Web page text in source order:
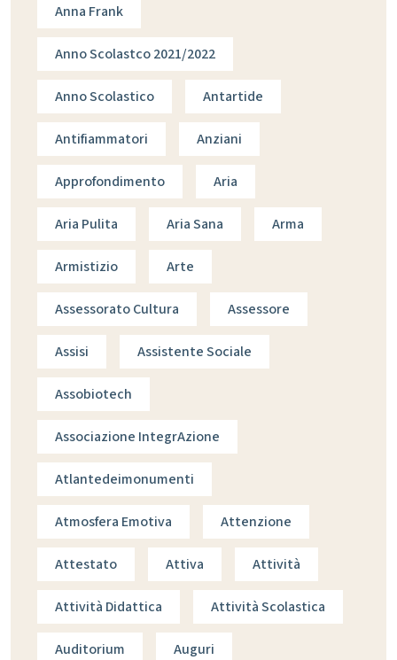
Anna Frank
Anno Scolastco 2021/2022
Anno Scolastico Antartide
Antifiammatori Anziani
Approfondimento Aria
Aria Pulita Aria Sana Arma
Armistizio Arte
Assessorato Cultura Assessore
Assisi Assistente Sociale
Assobiotech
Associazione IntegrAzione
Atlantedeimonumenti
Atmosfera Emotiva Attenzione
Attestato Attiva Attività
Attività Didattica Attività Scolastica
Auditorium Auguri